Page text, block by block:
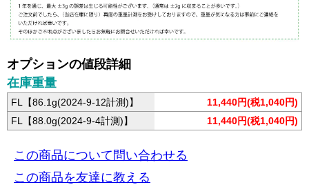
オプションの値段詳細
在庫重量
FL【86.1g(2024-9-12計測)】
11,440円(税1,040円)
FL【88.0g(2024-9-4計測)】
11,440円(税1,040円)
この商品について問い合わせる
この商品を友達に教える